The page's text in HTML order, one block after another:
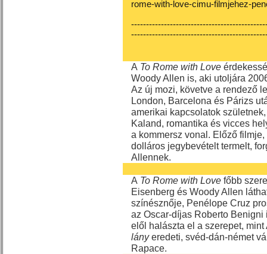
rome-with-love-cimu-filmjehez-
A To Rome with Love
Woody Allen is, aki utoljára
Az új mozi, követve a rendező
London, Barcelona és Párizs
amerikai kapcsolatok
Kaland, romantika és vicces
a kommersz vonal. Előző
dolláros jegybevételt termelt,
Allennek.
A To Rome with Love főbb
Eisenberg és Woody Allen
színésznője, Penélope Cruz
az Oscar-díjas Roberto
elől halászta el a szerepet,
lányeredeti, svéd-dán-német
Rapace.